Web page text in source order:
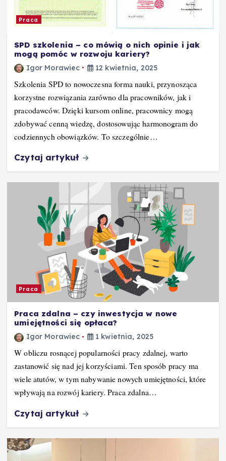
Praca
SPD szkolenia – co mówią o nich opinie i jak
mogą pomóc w rozwoju kariery?
Igor Morawiec 12 kwietnia, 2025
Szkolenia SPD to nowoczesna forma nauki, przynosząca
korzystne rozwiązania zarówno dla pracowników, jak i
pracodawców. Dzięki kursom online, pracownicy mogą
zdobywać cenną wiedzę, dostosowując harmonogram do
codziennych obowiązków. To szczególnie…
Czytaj artykuł
Praca
Praca zdalna – czy inwestycja w nowe
umiejętności się opłaca?
Igor Morawiec 1 kwietnia, 2025
W obliczu rosnącej popularności pracy zdalnej, warto
zastanowić się nad jej korzyściami. Ten sposób pracy ma
wiele atutów, w tym nabywanie nowych umiejętności, które
wpływają na rozwój kariery. Praca zdalna…
Czytaj artykuł